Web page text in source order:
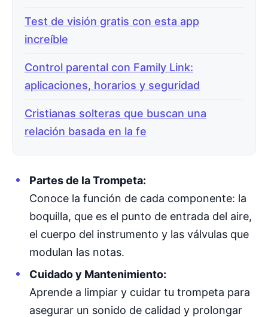
Test de visión gratis con esta app
increíble
Control parental con Family Link:
aplicaciones, horarios y seguridad
Cristianas solteras que buscan una
relación basada en la fe
Partes de la Trompeta:
Conoce la función de cada componente: la
boquilla, que es el punto de entrada del aire,
el cuerpo del instrumento y las válvulas que
modulan las notas.
Cuidado y Mantenimiento:
Aprende a limpiar y cuidar tu trompeta para
asegurar un sonido de calidad y prolongar